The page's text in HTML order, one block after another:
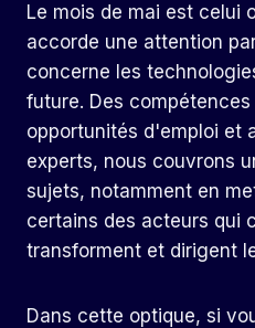
Le mois de mai est celui
accorde une attention
concerne les
future. Des
opportunités d'emploi et
experts, nous couvrons
sujets, notamment en
certains des acteurs qui
transforment et dirigent
Dans cette optique, si